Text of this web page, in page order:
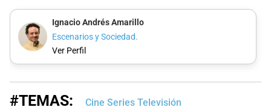
Ignacio Andrés Amarillo
Escenarios y Sociedad.
Ver Perfil
#TEMAS: Cine Series Televisión